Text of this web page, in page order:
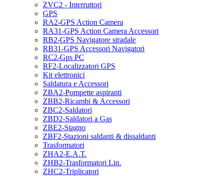
ZVC2 - Interruttori
GPS
RA2-GPS Action Camera
RA31-GPS Action Camera Accessori
RB2-GPS Navigatore stradale
RB31-GPS Accessori Navigatori
RC2-Gps PC
RF2-Localizzatori GPS
Kit elettronici
Saldatura e Accessori
ZBA2-Pompette aspiranti
ZBB2-Ricambi & Accessori
ZBC2-Saldatori
ZBD2-Saldatori a Gas
ZBE2-Stagno
ZBF2-Stazioni saldanti & dissaldanti
Trasformatori
ZHA2-E.A.T.
ZHB2-Trasformatori Lin.
ZHC2-Triplicatori